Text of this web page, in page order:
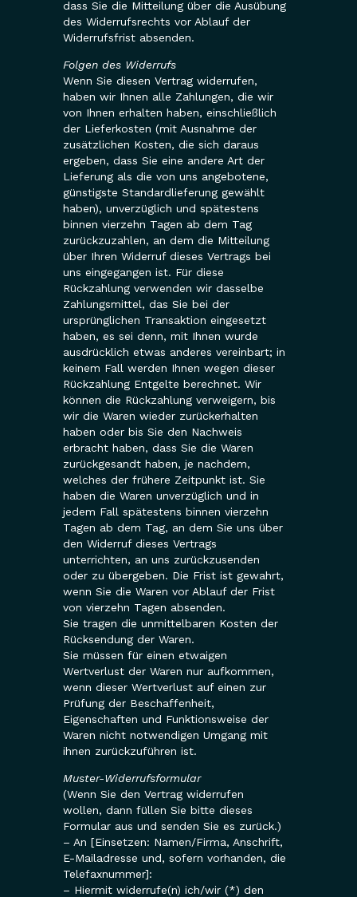
dass Sie die Mitteilung über die Ausübung
des Widerrufsrechts vor Ablauf der
Widerrufsfrist absenden.
Folgen des Widerrufs
Wenn Sie diesen Vertrag widerrufen,
haben wir Ihnen alle Zahlungen, die wir
von Ihnen erhalten haben, einschließlich
der Lieferkosten (mit Ausnahme der
zusätzlichen Kosten, die sich daraus
ergeben, dass Sie eine andere Art der
Lieferung als die von uns angebotene,
günstigste Standardlieferung gewählt
haben), unverzüglich und spätestens
binnen vierzehn Tagen ab dem Tag
zurückzuzahlen, an dem die Mitteilung
über Ihren Widerruf dieses Vertrags bei
uns eingegangen ist. Für diese
Rückzahlung verwenden wir dasselbe
Zahlungsmittel, das Sie bei der
ursprünglichen Transaktion eingesetzt
haben, es sei denn, mit Ihnen wurde
ausdrücklich etwas anderes vereinbart; in
keinem Fall werden Ihnen wegen dieser
Rückzahlung Entgelte berechnet. Wir
können die Rückzahlung verweigern, bis
wir die Waren wieder zurückerhalten
haben oder bis Sie den Nachweis
erbracht haben, dass Sie die Waren
zurückgesandt haben, je nachdem,
welches der frühere Zeitpunkt ist. Sie
haben die Waren unverzüglich und in
jedem Fall spätestens binnen vierzehn
Tagen ab dem Tag, an dem Sie uns über
den Widerruf dieses Vertrags
unterrichten, an uns zurückzusenden
oder zu übergeben. Die Frist ist gewahrt,
wenn Sie die Waren vor Ablauf der Frist
von vierzehn Tagen absenden.
Sie tragen die unmittelbaren Kosten der
Rücksendung der Waren.
Sie müssen für einen etwaigen
Wertverlust der Waren nur aufkommen,
wenn dieser Wertverlust auf einen zur
Prüfung der Beschaffenheit,
Eigenschaften und Funktionsweise der
Waren nicht notwendigen Umgang mit
ihnen zurückzuführen ist.
Muster-Widerrufsformular
(Wenn Sie den Vertrag widerrufen
wollen, dann füllen Sie bitte dieses
Formular aus und senden Sie es zurück.)
– An [Einsetzen: Namen/Firma, Anschrift,
E-Mailadresse und, sofern vorhanden, die
Telefaxnummer]:
– Hiermit widerrufe(n) ich/wir (*) den